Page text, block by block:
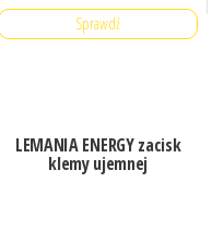
Sprawdź
LEMANIA ENERGY zacisk
klemy ujemnej